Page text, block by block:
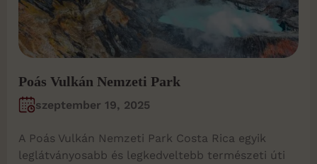
Poás Vulkán Nemzeti Park
szeptember 19, 2025
A Poás Vulkán Nemzeti Park Costa Rica egyik
leglátványosabb és legkedveltebb természeti úti